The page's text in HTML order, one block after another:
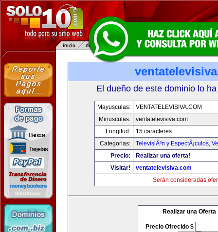
El dueño de este dominio lo
Mayusculas:
VENTATELEVISIVA.COM
Minusculas:
ventatelevisiva.com
Longitud:
15 caracteres
Categorias:
TelevisiÃ³n y EspectÃ¡culos,
Precio:
Realizar una oferta!
Visitar!
ventatelevisiva.com
Serán consideradas
Realizar una Oferta
Precio Ofrecido $